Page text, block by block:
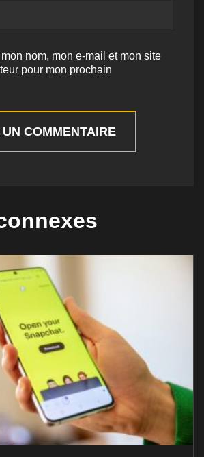
nom, mon e-mail et mon site
pour mon prochain
COMMENTAIRE